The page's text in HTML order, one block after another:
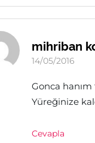
mihriban
14/05/2016
Gonca
Yüreğinize
Cevapla